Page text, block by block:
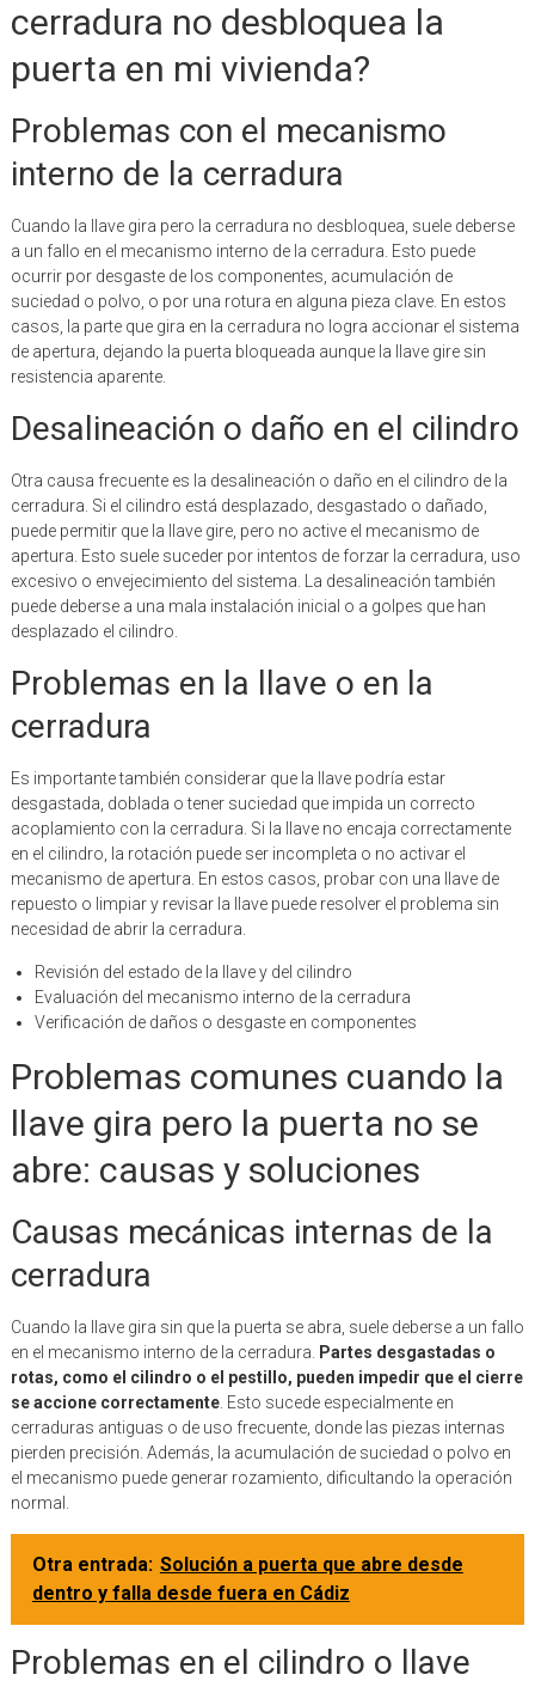
cerradura no desbloquea la
puerta en mi vivienda?
Problemas con el mecanismo
interno de la cerradura
Cuando la llave gira pero la cerradura no desbloquea, suele deberse
a un fallo en el mecanismo interno de la cerradura. Esto puede
ocurrir por desgaste de los componentes, acumulación de
suciedad o polvo, o por una rotura en alguna pieza clave. En estos
casos, la parte que gira en la cerradura no logra accionar el sistema
de apertura, dejando la puerta bloqueada aunque la llave gire sin
resistencia aparente.
Desalineación o daño en el cilindro
Otra causa frecuente es la desalineación o daño en el cilindro de la
cerradura. Si el cilindro está desplazado, desgastado o dañado,
puede permitir que la llave gire, pero no active el mecanismo de
apertura. Esto suele suceder por intentos de forzar la cerradura, uso
excesivo o envejecimiento del sistema. La desalineación también
puede deberse a una mala instalación inicial o a golpes que han
desplazado el cilindro.
Problemas en la llave o en la
cerradura
Es importante también considerar que la llave podría estar
desgastada, doblada o tener suciedad que impida un correcto
acoplamiento con la cerradura. Si la llave no encaja correctamente
en el cilindro, la rotación puede ser incompleta o no activar el
mecanismo de apertura. En estos casos, probar con una llave de
repuesto o limpiar y revisar la llave puede resolver el problema sin
necesidad de abrir la cerradura.
Revisión del estado de la llave y del cilindro
Evaluación del mecanismo interno de la cerradura
Verificación de daños o desgaste en componentes
Problemas comunes cuando la
llave gira pero la puerta no se
abre: causas y soluciones
Causas mecánicas internas de la
cerradura
Cuando la llave gira sin que la puerta se abra, suele deberse a un fallo
en el mecanismo interno de la cerradura.
Partes desgastadas o
rotas, como el cilindro o el pestillo, pueden impedir que el cierre
se accione correctamente. Esto sucede especialmente en
cerraduras antiguas o de uso frecuente, donde las piezas internas
pierden precisión. Además, la acumulación de suciedad o polvo en
el mecanismo puede generar rozamiento, dificultando la operación
normal.
Otra entrada: Solución a puerta que abre desde
dentro y falla desde fuera en Cádiz
Problemas en el cilindro o llave